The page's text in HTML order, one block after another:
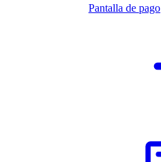
Pantalla de pago